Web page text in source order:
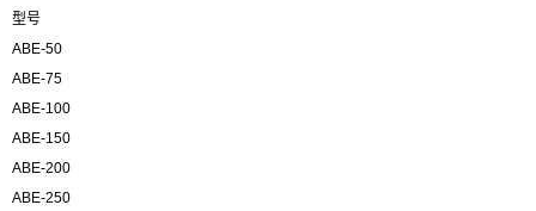
型号
ABE-50
ABE-75
ABE-100
ABE-150
ABE-200
ABE-250